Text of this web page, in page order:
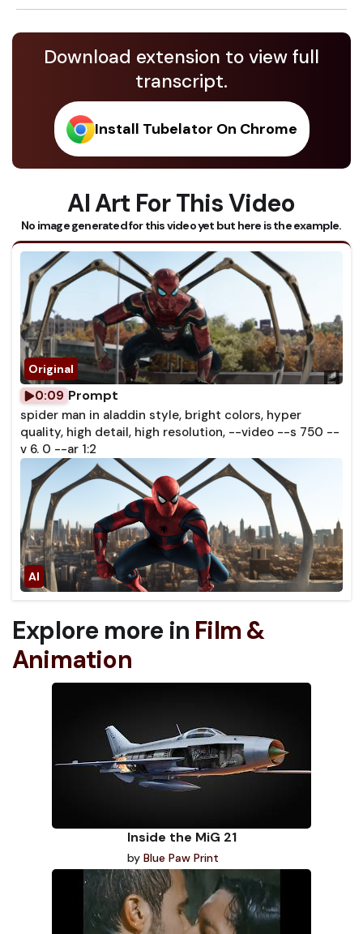
Download extension to view full
transcript.
Install Tubelator On Chrome
AI Art For This Video
No image generated for this video yet but here is the example.
0:09 Prompt
spider man in aladdin style, bright colors, hyper
quality, high detail, high resolution, --video --s 750 --
v 6. 0 --ar 1:2
Explore more in Film &
Animation
Inside the MiG 21
by Blue Paw Print